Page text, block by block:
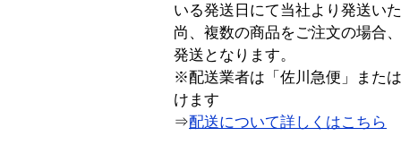
いる発送日にて当社より発送い
尚、複数の商品をご注文の場合
発送となります。
※配送業者は「佐川急便」また
けます
⇒配送について詳しくはこちら